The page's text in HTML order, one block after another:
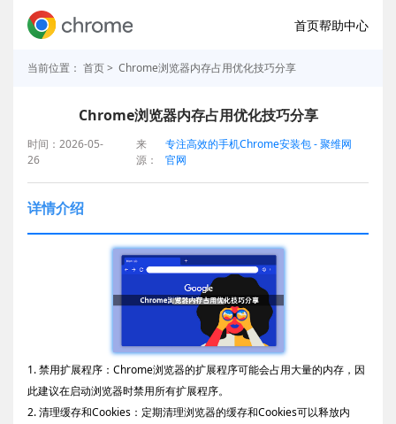
首页帮助中心
当前位置： 首页> Chrome浏览器内存占用优化技巧分享
Chrome浏览器内存占用优化技巧分享
时间：2026-05-
26
来
源：
专注高效的手机Chrome安装包 - 聚维网
官网
详情介绍
1. 禁用扩展程序：Chrome浏览器的扩展程序可能会占用大量的内存，因
此建议在启动浏览器时禁用所有扩展程序。
2. 清理缓存和Cookies：定期清理浏览器的缓存和Cookies可以释放内